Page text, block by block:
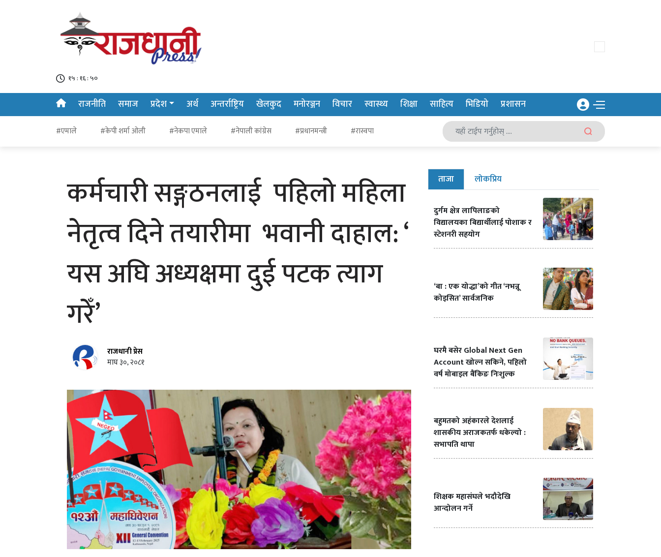
१५ : १६ : ५१
राजनीति समाज प्रदेश अर्थ अन्तर्राष्ट्रिय खेलकुद मनोरञ्जन विचार स्वास्थ्य शिक्षा साहित्य भिडियो प्रशासन
#एमाले #केपी शर्मा ओली #नेकपा एमाले #नेपाली कांग्रेस #प्रधानमन्त्री #रास्वपा
कर्मचारी सङ्गठनलाई पहिलो महिला
नेतृत्व दिने तयारीमा भवानी दाहाल: ‘
यस अघि अध्यक्षमा दुई पटक त्याग
गरेँ’
राजधानी प्रेस
माघ ३०, २०८१
ताजा लोकप्रिय
दुर्गम क्षेत्र लापिलाङको
विद्यालयका बिद्यार्थीलाई पोशाक र
स्टेशनरी सहयोग
‘बा : एक योद्धा’को गीत ‘नभन्नू
कोइसित’ सार्वजनिक
घरमै बसेर Global Next Gen
Account खोल्न सकिने, पहिलो
वर्ष मोबाइल बैंकिङ निःशुल्क
बहुमतको अहंकारले देशलाई
शासकीय अराजकतर्फ धकेल्यो :
सभापति थापा
शिक्षक महासंघले भदौदेखि
आन्दोलन गर्ने